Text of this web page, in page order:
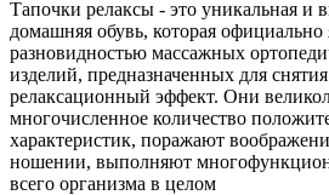
Тапочки релаксы - это уникальная и
домашняя обувь, которая официально
разновидностью массажных
изделий, предназначенных для
релаксационный эффект. Они
многочисленное количество
характеристик, поражают
ношении, выполняют
всего организма в целом